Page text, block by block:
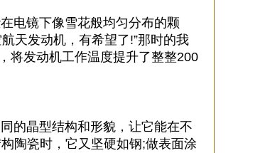
电镜下像雪花般均匀分布的颗
天发动机，有希望了!”那时的我
将发动机工作温度提升了整整200
的晶型结构和形貌，让它能在不
陶瓷时，它又坚硬如钢;做表面涂